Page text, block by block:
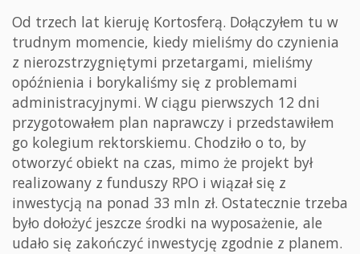
Od trzech lat kieruję Kortosferą. Dołączyłem tu w
trudnym momencie, kiedy mieliśmy do czynienia
z nierozstrzygniętymi przetargami, mieliśmy
opóźnienia i borykaliśmy się z problemami
administracyjnymi. W ciągu pierwszych 12 dni
przygotowałem plan naprawczy i przedstawiłem
go kolegium rektorskiemu. Chodziło o to, by
otworzyć obiekt na czas, mimo że projekt był
realizowany z funduszy RPO i wiązał się z
inwestycją na ponad 33 mln zł. Ostatecznie trzeba
było dołożyć jeszcze środki na wyposażenie, ale
udało się zakończyć inwestycję zgodnie z planem.